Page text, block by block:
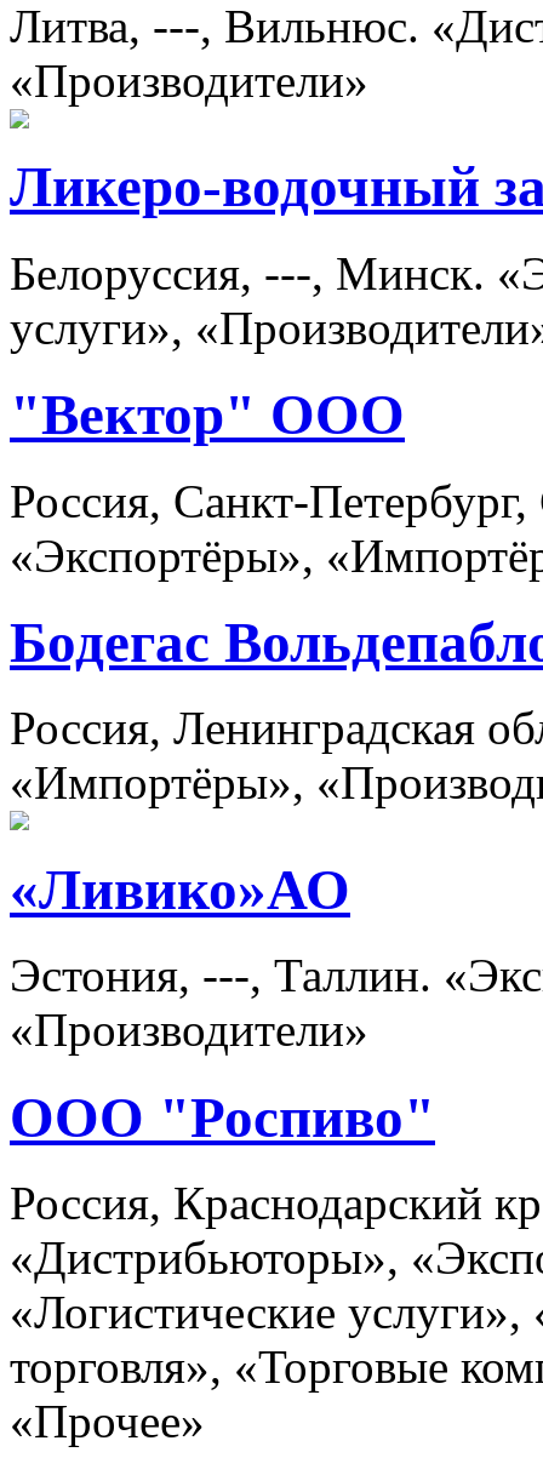
Литва, ---, Вильнюс.
«Производители»
Ликеро-водочный
Белоруссия, ---, Минск.
услуги»,
"Вектор" ООО
Россия, Санкт-
«Экспортёры»,
Бодегас
Россия, Ленинградская
«Импортёры»,
«Ливико»АО
Эстония, ---, Таллин.
«Производители»
ООО "Роспиво"
Россия, Краснодарский
«Дистрибьюторы»,
«Логистические
торговля», «Торговые
«Прочее»